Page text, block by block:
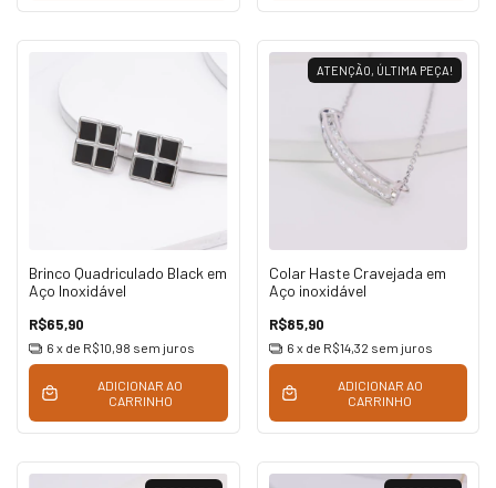
Brinco Quadriculado Black em
Aço Inoxidável
R$65,90
6 x de R$10,98 sem juros
ADICIONAR AO
CARRINHO
ATENÇÃO, ÚLTIMA PEÇA!
Colar Haste Cravejada em
Aço inoxidável
R$85,90
6 x de R$14,32 sem juros
ADICIONAR AO
CARRINHO